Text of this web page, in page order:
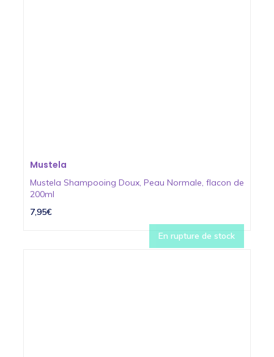
Mustela
Mustela Shampooing Doux, Peau Normale, flacon de
200ml
7,95€
En rupture de stock